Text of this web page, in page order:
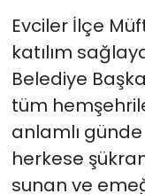
Evciler İlçe
katılım
Belediye
tüm
anlamlı
herkese
sunan ve